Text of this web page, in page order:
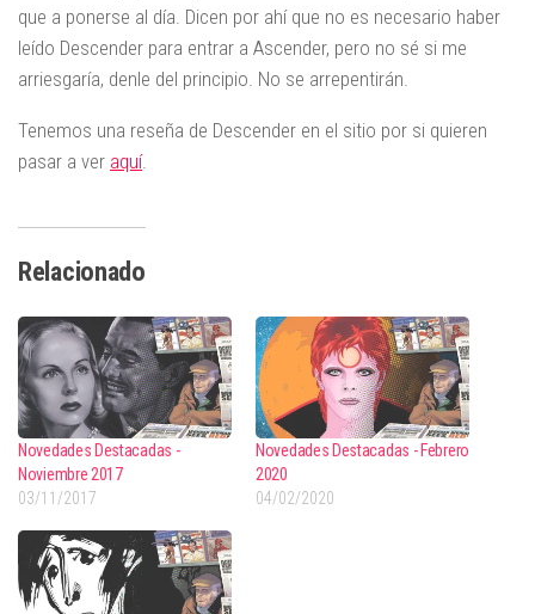
que a ponerse al día. Dicen por ahí que no es necesario haber
leído Descender para entrar a Ascender, pero no sé si me
arriesgaría, denle del principio. No se arrepentirán.
Tenemos una reseña de Descender en el sitio por si quieren
pasar a ver aquí.
Relacionado
Novedades Destacadas -
Noviembre 2017
03/11/2017
Novedades Destacadas - Febrero
2020
04/02/2020